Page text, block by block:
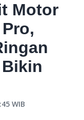
Motor
WIB